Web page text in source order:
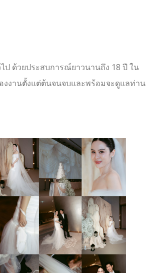
ป ด้วยประสบการณ์ยาวนานถึง 18 ปี ใน
งานตั้งแต่ต้นจนจบและพร้อมจะดูแลท่าน